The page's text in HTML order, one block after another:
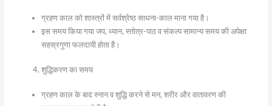
ग्रहण काल को शास्त्रों में सर्वश्रेष्ठ साधना-काल माना गया है।
इस समय किया गया जप, ध्यान, स्तोत्र-पाठ व संकल्प सामान्य समय की अपेक्षा
सहस्रगुणा फलदायी होता है।
शुद्धिकरण का समय
ग्रहण काल के बाद स्नान व शुद्धि करने से मन, शरीर और वातावरण की